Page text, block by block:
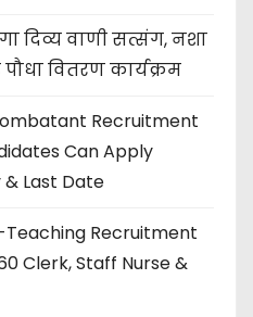
दिव्य वाणी सत्संग, नशा
वितरण कार्यक्रम
Recruitment
Can Apply
& Last Date
Teaching Recruitment
Clerk, Staff Nurse &